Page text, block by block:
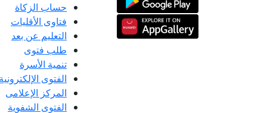
حساب الزكاة
فتاوى الأقليات
التعليم عن بعد
طلب فتوى
تنمية الأسرة
الفتوى الإلكترونية
المركز الإعلامى
الفتوى الشفوية